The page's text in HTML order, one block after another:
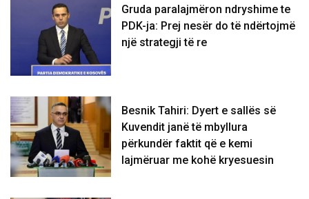
Gruda paralajmëron ndryshime te
PDK-ja: Prej nesër do të ndërtojmë
një strategji të re
Besnik Tahiri: Dyert e sallës së
Kuvendit janë të mbyllura
përkundër faktit që e kemi
lajmëruar me kohë kryesuesin